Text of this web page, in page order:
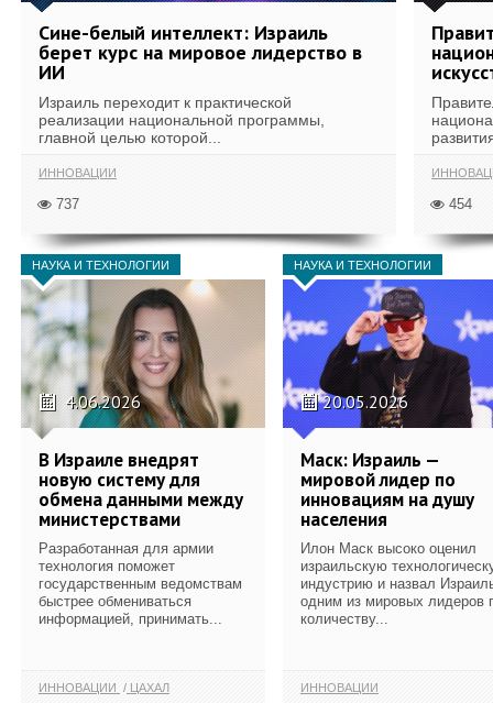
Сине-белый интеллект: Израиль
берет курс на мировое лидерство в
ИИ
Израиль переходит к практической
реализации национальной программы,
главной целью которой...
ИННОВАЦИИ
737 454
НАУКА И ТЕХНОЛОГИИ
4.06.2026
В Израиле внедрят
новую систему для
обмена данными между
министерствами
Разработанная для армии
технология поможет
государственным ведомствам
быстрее обмениваться
информацией, принимать...
ИННОВАЦИИ ЦАХАЛ
НАУКА И ТЕХНОЛОГИИ
20.05.2026
Маск: Израиль —
мировой лидер по
инновациям на душу
населения
Илон Маск высоко оценил
израильскую
индустрию и назвал
одним из мировых лидеров
количеству...
ИННОВАЦИИ